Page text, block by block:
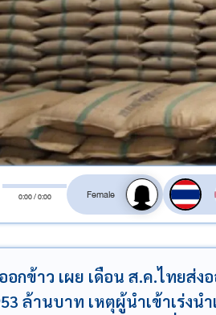
0:00/0:00
สลับเสียงอ่าน
อกข้าว เผย เดือน ส.ค.ไทยส่
ล้านบาท เหตุผู้นำเข้าเร่ง